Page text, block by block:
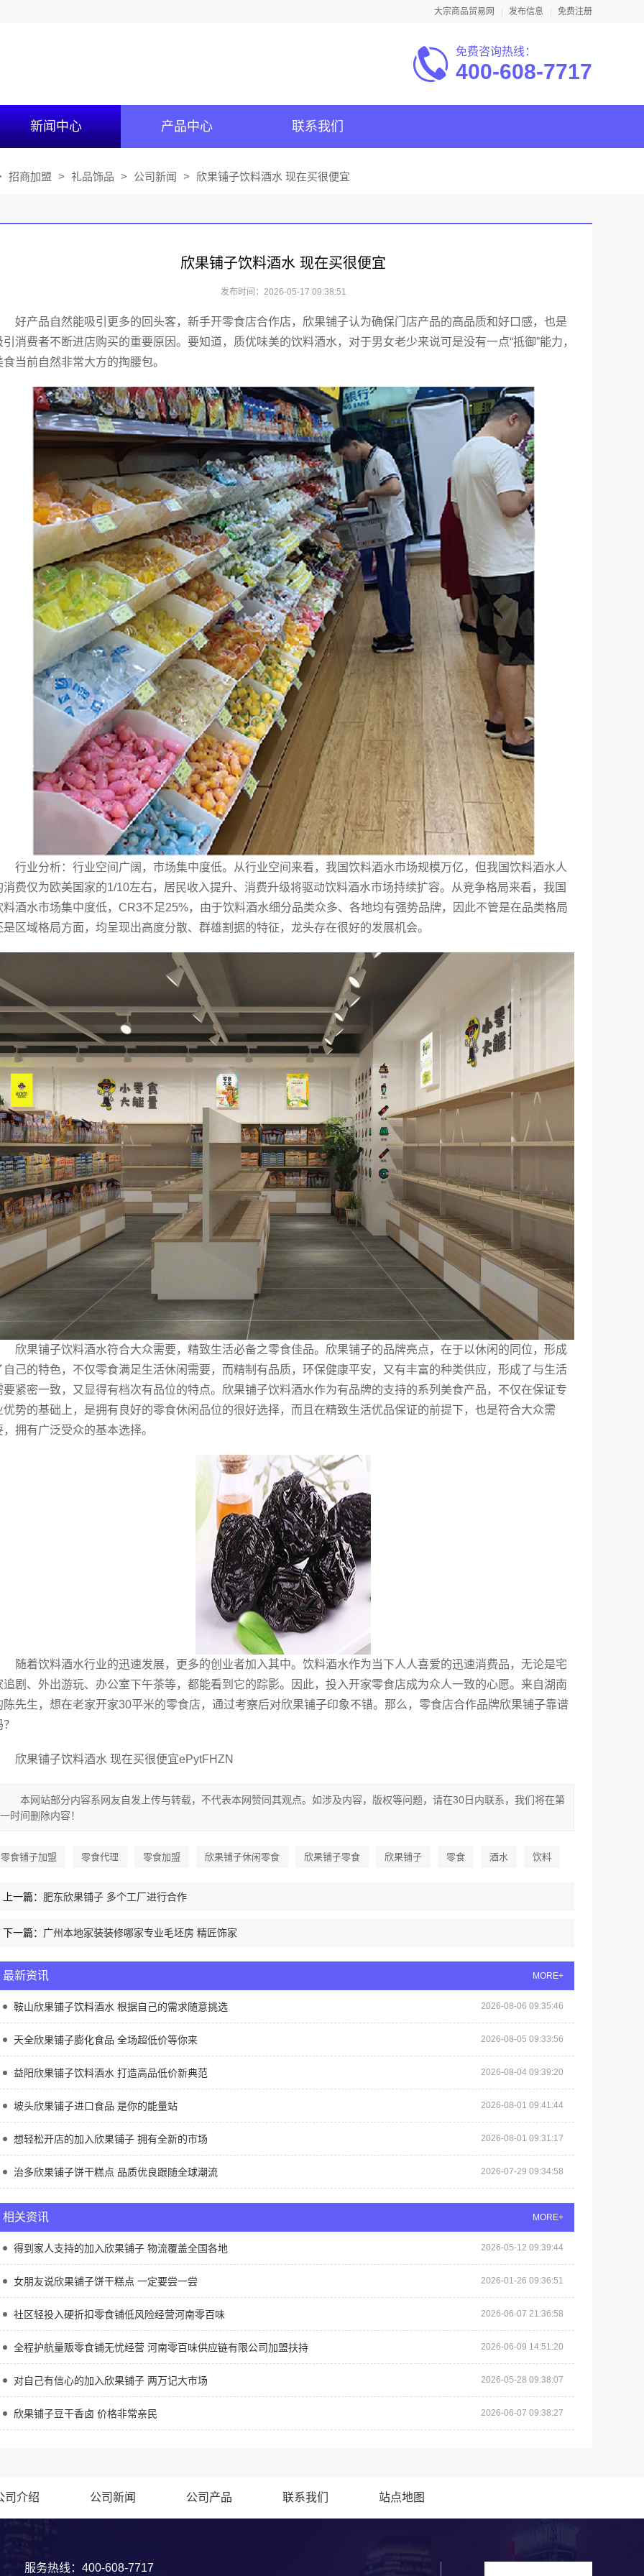
大宗商品贸易网 发布信息 免费注册
免费咨询热线：
400-608-7717
新闻中心 产品中心 联系我们
招商加盟 > 礼品饰品 > 公司新闻 > 欣果铺子饮料酒水 现在买很便宜
欣果铺子饮料酒水 现在买很便宜
发布时间：2026-05-17 09:38:51
好产品自然能吸引更多的回头客，新手开零食店合作店，欣果铺子认为确保门店产品的高品质和好口感，也是
引消费者不断进店购买的重要原因。要知道，质优味美的饮料酒水，对于男女老少来说可是没有一点“抵御”能力，
食当前自然非常大方的掏腰包。
行业分析：行业空间广阔，市场集中度低。从行业空间来看，我国饮料酒水市场规模万亿，但我国饮料酒水人
消费仅为欧美国家的1/10左右，居民收入提升、消费升级将驱动饮料酒水市场持续扩容。从竞争格局来看，我国
料酒水市场集中度低，CR3不足25%，由于饮料酒水细分品类众多、各地均有强势品牌，因此不管是在品类格局
是区域格局方面，均呈现出高度分散、群雄割据的特征，龙头存在很好的发展机会。
欣果铺子饮料酒水符合大众需要，精致生活必备之零食佳品。欣果铺子的品牌亮点，在于以休闲的同位，形成
自己的特色，不仅零食满足生活休闲需要，而精制有品质，环保健康平安，又有丰富的种类供应，形成了与生活
要紧密一致，又显得有档次有品位的特点。欣果铺子饮料酒水作为有品牌的支持的系列美食产品，不仅在保证专
优势的基础上，是拥有良好的零食休闲品位的很好选择，而且在精致生活优品保证的前提下，也是符合大众需
，拥有广泛受众的基本选择。
随着饮料酒水行业的迅速发展，更多的创业者加入其中。饮料酒水作为当下人人喜爱的迅速消费品，无论是宅
追剧、外出游玩、办公室下午茶等，都能看到它的踪影。因此，投入开家零食店成为众人一致的心愿。来自湖南
陈先生，想在老家开家30平米的零食店，通过考察后对欣果铺子印象不错。那么，零食店合作品牌欣果铺子靠谱
欣果铺子饮料酒水 现在买很便宜ePytFHZN
本网站部分内容系网友自发上传与转载，不代表本网赞同其观点。如涉及内容，版权等问题，请在30日内联系，我们将在第
一时间删除内容！
零食铺子加盟 零食代理 零食加盟 欣果铺子休闲零食 欣果铺子零食 欣果铺子 零食 酒水 饮料
上一篇： 肥东欣果铺子 多个工厂进行合作
下一篇： 广州本地家装装修哪家专业毛坯房 精匠饰家
最新资讯 MORE+
鞍山欣果铺子饮料酒水 根据自己的需求随意挑选 2026-08-06 09:35:46
天全欣果铺子膨化食品 全场超低价等你来 2026-08-05 09:33:56
益阳欣果铺子饮料酒水 打造高品低价新典范 2026-08-04 09:39:20
坡头欣果铺子进口食品 是你的能量站 2026-08-01 09:41:44
想轻松开店的加入欣果铺子 拥有全新的市场 2026-08-01 09:31:17
治多欣果铺子饼干糕点 品质优良跟随全球潮流 2026-07-29 09:34:58
相关资讯 MORE+
得到家人支持的加入欣果铺子 物流覆盖全国各地 2026-05-12 09:39:44
女朋友说欣果铺子饼干糕点 一定要尝一尝 2026-01-26 09:36:51
社区轻投入硬折扣零食铺低风险经营河南零百味 2026-06-07 21:36:58
全程护航量贩零食铺无忧经营 河南零百味供应链有限公司加盟扶持 2026-06-09 14:51:20
对自己有信心的加入欣果铺子 两万记大市场 2026-05-28 09:38:07
欣果铺子豆干香卤 价格非常亲民 2026-06-07 09:38:27
司介绍 公司新闻 公司产品 联系我们 站点地图
服务热线：400-608-7717